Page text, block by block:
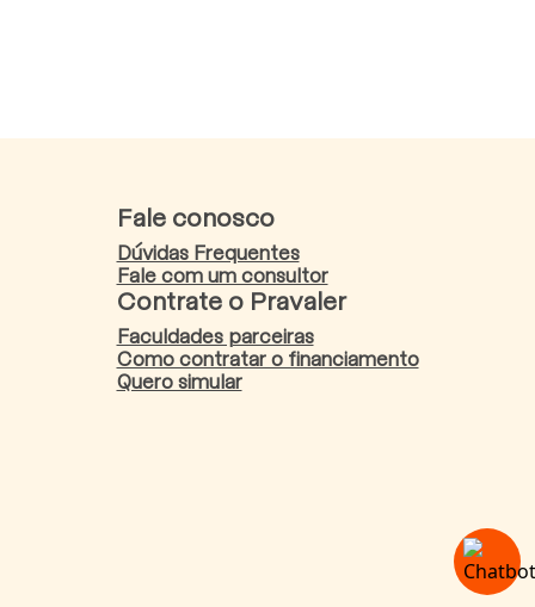
Fale conosco
Dúvidas Frequentes
Fale com um consultor
Contrate o Pravaler
Faculdades parceiras
Como contratar o financiamento
Quero simular